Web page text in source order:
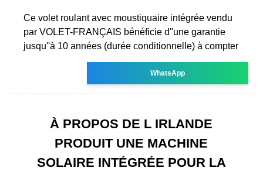
Ce volet roulant avec moustiquaire intégrée vendu
par VOLET-FRANÇAIS bénéficie d''une garantie
jusqu''à 10 années (durée conditionnelle) à compter
WhatsApp
À PROPOS DE L IRLANDE
PRODUIT UNE MACHINE
SOLAIRE INTÉGRÉE POUR LA